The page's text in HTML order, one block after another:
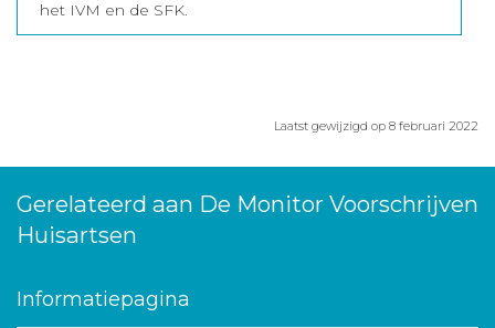
het IVM en de SFK.
Laatst gewijzigd op 8 februari 2022
Gerelateerd aan De Monitor Voorschrijven
Huisartsen
Informatiepagina